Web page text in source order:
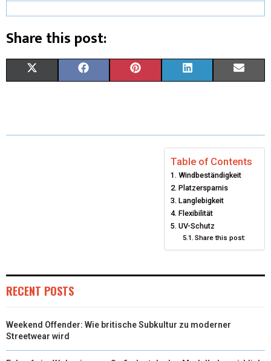
Share this post:
W E T K
D
I
N
I
Table of Contents
Windbeständigkeit
Platzersparnis
Langlebigkeit
Flexibilität
UV-Schutz
Share this post:
RECENT POSTS
Weekend Offender: Wie britische Subkultur zu moderner
Streetwear wird